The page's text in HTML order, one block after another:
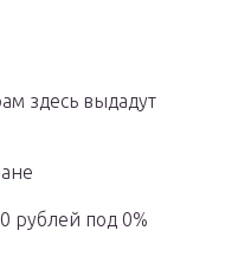
здесь выдадут
рублей под 0%